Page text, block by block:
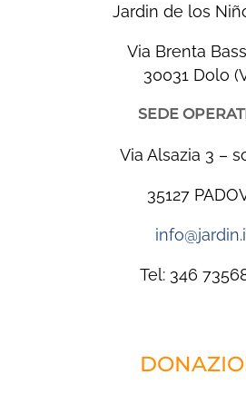
Jardin de los
Via Brenta
30031 Dolo
SEDE
Via Alsazia 3 –
35127
Tel: 346